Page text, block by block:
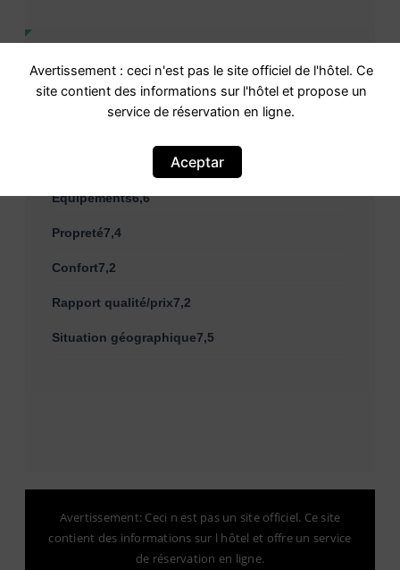
vécues
509 commentaires
Équipements6,6
Propreté7,4
Confort7,2
Rapport qualité/prix7,2
Situation géographique7,5
Avertissement: Ceci n est pas un site officiel. Ce site
contient des informations sur l hôtel et offre un service
de réservation en ligne.
Avertissement : ceci n'est pas le site officiel de l'hôtel. Ce
site contient des informations sur l'hôtel et propose un
service de réservation en ligne.
Aceptar